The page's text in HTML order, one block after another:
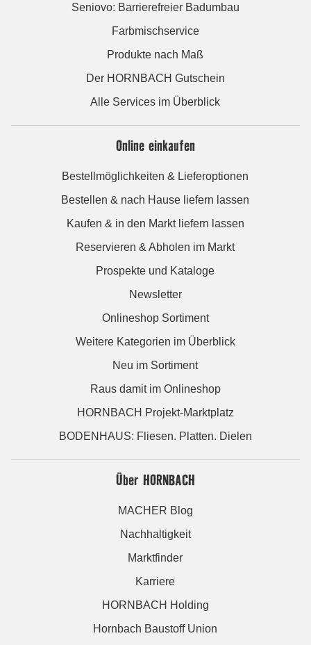
Seniovo: Barrierefreier Badumbau
Farbmischservice
Produkte nach Maß
Der HORNBACH Gutschein
Alle Services im Überblick
Online einkaufen
Bestellmöglichkeiten & Lieferoptionen
Bestellen & nach Hause liefern lassen
Kaufen & in den Markt liefern lassen
Reservieren & Abholen im Markt
Prospekte und Kataloge
Newsletter
Onlineshop Sortiment
Weitere Kategorien im Überblick
Neu im Sortiment
Raus damit im Onlineshop
HORNBACH Projekt-Marktplatz
BODENHAUS: Fliesen. Platten. Dielen
Über HORNBACH
MACHER Blog
Nachhaltigkeit
Marktfinder
Karriere
HORNBACH Holding
Hornbach Baustoff Union